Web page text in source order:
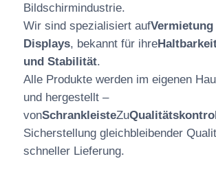
Bildschirmindustrie.
Wir sind spezialisiert aufVermietung
Displays, bekannt für ihre
und Stabilität.
Alle Produkte werden im eigenen
und hergestellt –
vonSchrankleisteZu
Sicherstellung gleichbleibender
schneller Lieferung.